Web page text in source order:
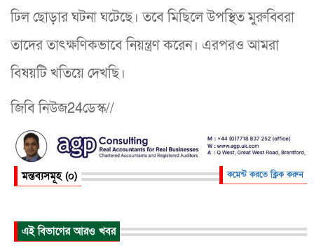
ঢিল ছোড়ার ঘটনা ঘটেছে। তবে মিছিলে উপস্থিত মুরুব্বিরা
তাদের তাৎক্ষণিকভাবে নিয়ন্ত্রণ করেন। এরপরও আমরা
বিষয়টি খতিয়ে দেখছি।
জিবি নিউজ24ডেস্ক//
মন্তব্যসমূহ (০) কমেন্ট করতে ক্লিক করুন
এই বিভাগের আরও খবর